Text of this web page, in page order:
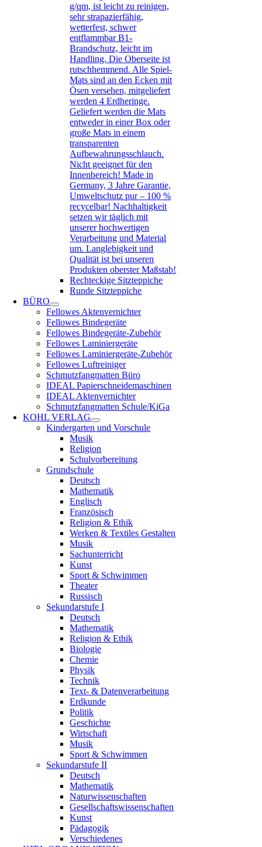
g/qm, ist leicht zu reinigen,
sehr strapazierfähig,
wetterfest, schwer
entflammbar B1-
Brandschutz, leicht im
Handling. Die Oberseite ist
rutschhemmend. Alle Spiel-
Mats sind an den Ecken mit
Ösen versehen, mitgeliefert
werden 4 Erdheringe.
Geliefert werden die Mats
entweder in einer Box oder
große Mats in einem
transparenten
Aufbewahrungsschlauch.
Nicht geeignet für den
Innenbereich! Made in
Germany, 3 Jahre Garantie,
Umweltschutz pur – 100 %
recycelbar! Nachhaltigkeit
setzen wir täglich mit
unserer hochwertigen
Verarbeitung und Material
um. Langlebigkeit und
Qualität ist bei unseren
Produkten oberster Maßstab!
Rechteckige Sitzteppiche
Runde Sitzteppiche
BÜRO
Fellowes Aktenvernichter
Fellowes Bindegeräte
Fellowes Bindegeräte-Zubehör
Fellowes Laminiergeräte
Fellowes Laminiergeräte-Zubehör
Fellowes Luftreiniger
Schmutzfangmatten Büro
IDEAL Papierschneidemaschinen
IDEAL Aktenvernichter
Schmutzfangmatten Schule/KiGa
KOHL VERLAG
Kindergarten und Vorschule
Musik
Religion
Schulvorbereitung
Grundschule
Deutsch
Mathematik
Englisch
Französisch
Religion & Ethik
Werken & Textiles Gestalten
Musik
Sachunterricht
Kunst
Sport & Schwimmen
Theater
Russisch
Sekundarstufe I
Deutsch
Mathematik
Religion & Ethik
Biologie
Chemie
Physik
Technik
Text- & Datenverarbeitung
Erdkunde
Politik
Geschichte
Wirtschaft
Musik
Sport & Schwimmen
Sekundarstufe II
Deutsch
Mathematik
Naturwissenschaften
Gesellschaftswissenschaften
Kunst
Pädagogik
Verschiedenes